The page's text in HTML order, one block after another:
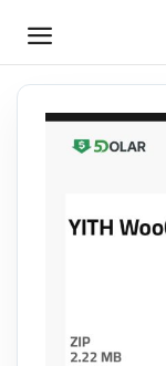
HEMEN
SATIŞ
Yazılım